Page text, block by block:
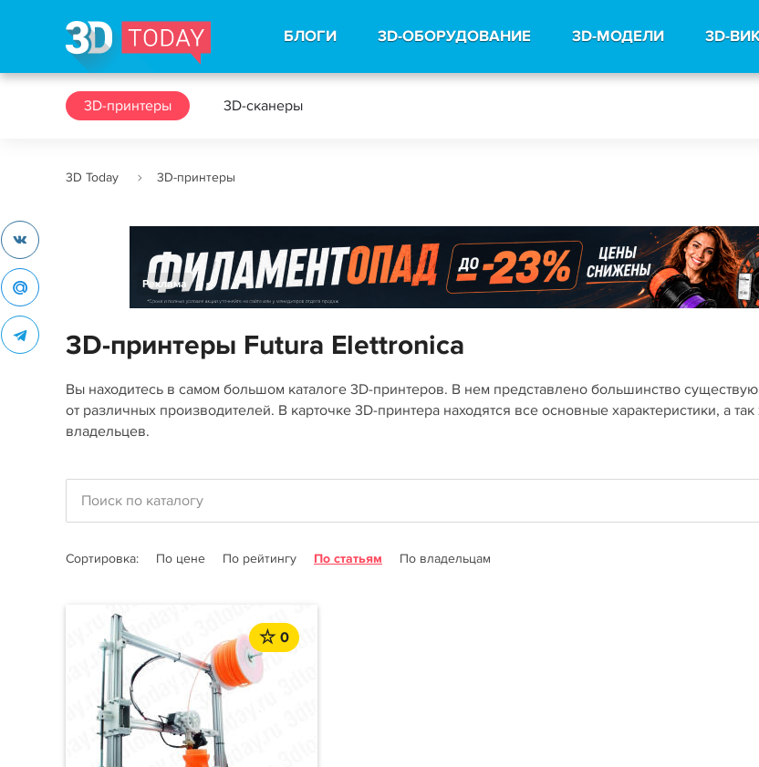
БЛОГИ 3D-ОБОРУДОВАНИЕ 3D-МОДЕЛИ 3D-
3D-принтеры 3D-сканеры
3D Today 3D-принтеры
Реклама
3D-принтеры Futura Elettronica
Вы находитесь в самом большом каталоге 3D-принтеров. В нем представлено большинство
от различных производителей. В карточке 3D-принтера находятся все основные характеристики, а
владельцев.
Сортировка: По цене По рейтингу По статьям По владельцам
0